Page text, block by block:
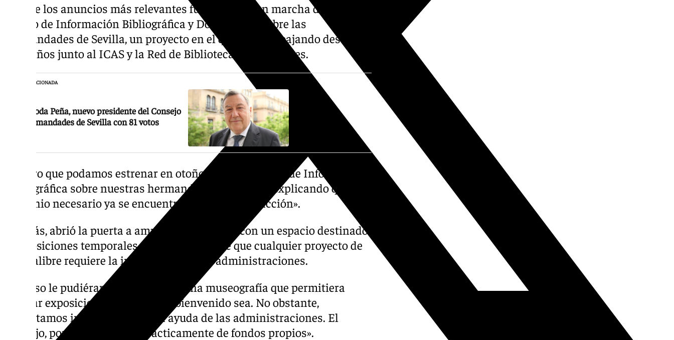
Uno de los anuncios más relevantes fue la puesta en marcha de un gran
Centro de Información Bibliográfica y Documental sobre las
hermandades de Sevilla, un proyecto en el que lleva trabajando desde
hace años junto al ICAS y la Red de Bibliotecas Municipales.
NOTICIA RELACIONADA
José Roda Peña, nuevo presidente del Consejo
de Hermandades de Sevilla con 81 votos
«Espero que podamos estrenar en otoño ese gran Centro de Información
Bibliográfica sobre nuestras hermandades», anunció, explicando que el
convenio necesario ya se encuentra en «fase de redacción».
Además, abrió la puerta a ampliar la iniciativa con un espacio destinado
a exposiciones temporales. Eso sí, advirtió de que cualquier proyecto de
este calibre requiere la implicación de las administraciones.
«Si a eso le pudiéramos acompañar una museografía que permitiera
realizar exposiciones temporales, bienvenido sea. No obstante,
necesitamos imperiosamente la ayuda de las administraciones. El
Consejo, por sí solo, carece prácticamente de fondos propios».